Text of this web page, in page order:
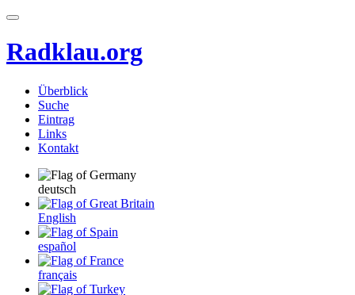
Radklau.org
Überblick
Suche
Eintrag
Links
Kontakt
deutsch
English
español
français